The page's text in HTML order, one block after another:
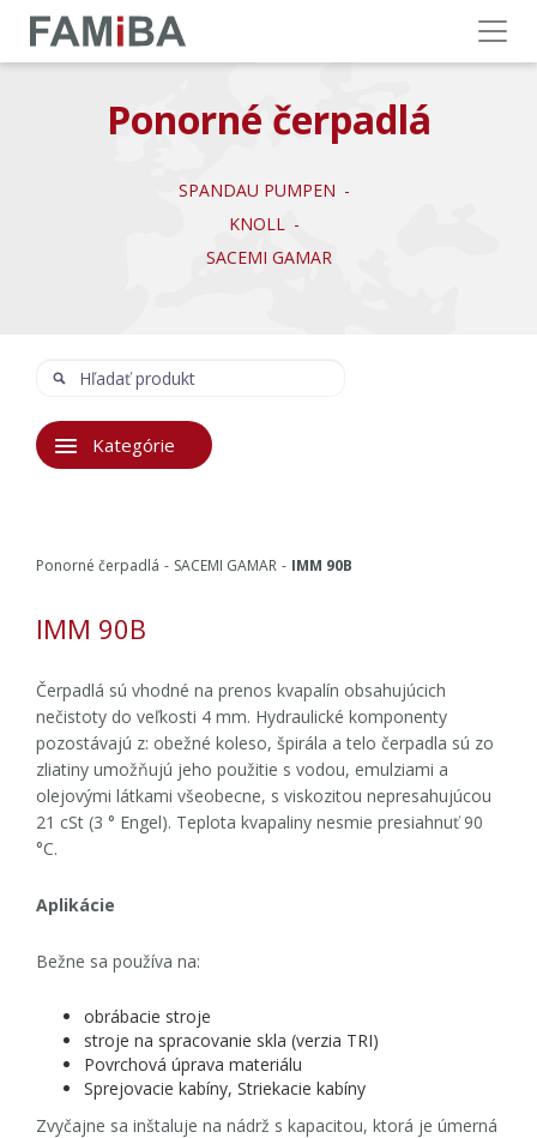
Menu
Ponorné čerpadlá
SPANDAU PUMPEN
KNOLL
SACEMI GAMAR
Hľadať:
Hľadať
Kategórie
Ponorné čerpadlá SACEMI GAMAR IMM 90B
IMM 90B
Čerpadlá sú vhodné na prenos kvapalín obsahujúcich
nečistoty do veľkosti 4 mm. Hydraulické komponenty
pozostávajú z: obežné koleso, špirála a telo čerpadla sú zo
zliatiny umožňujú jeho použitie s vodou, emulziami a
olejovými látkami všeobecne, s viskozitou nepresahujúcou
21 cSt (3 ° Engel). Teplota kvapaliny nesmie presiahnuť 90
°C.
Aplikácie
Bežne sa používa na:
obrábacie stroje
stroje na spracovanie skla (verzia TRI)
Povrchová úprava materiálu
Sprejovacie kabíny, Striekacie kabíny
Zvyčajne sa inštaluje na nádrž s kapacitou, ktorá je úmerná